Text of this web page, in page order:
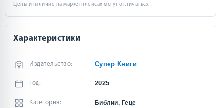
Цены и наличие на маркетплейсах могут отличаться.
Характеристики
Издательство: Супер Книги
Год: 2025
Категория: Библии, Геце